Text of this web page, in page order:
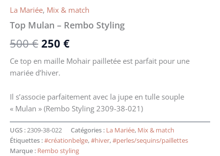
La Mariée, Mix & match
Top Mulan – Rembo Styling
500€ 250 €
Ce top en maille Mohair pailletée est parfait pour une
mariée d’hiver.
Il s’associe parfaitement avec la jupe en tulle souple
« Mulan » (Rembo Styling 2309-38-021)
UGS :2309-38-022 Catégories : La Mariée, Mix & match
Étiquettes :#créationbelge,#hiver,#perles/sequins/paillettes
Marque : Rembo styling